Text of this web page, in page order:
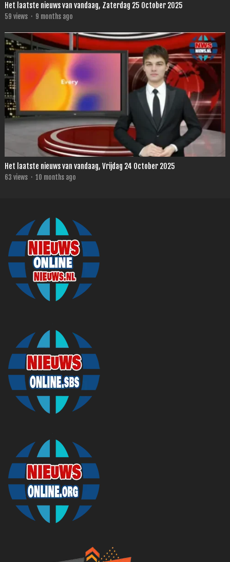
Het laatste nieuws van vandaag, Zaterdag 25 October 2025
59 views · 9 months ago
Het laatste nieuws van vandaag, Vrijdag 24 October 2025
63 views · 10 months ago